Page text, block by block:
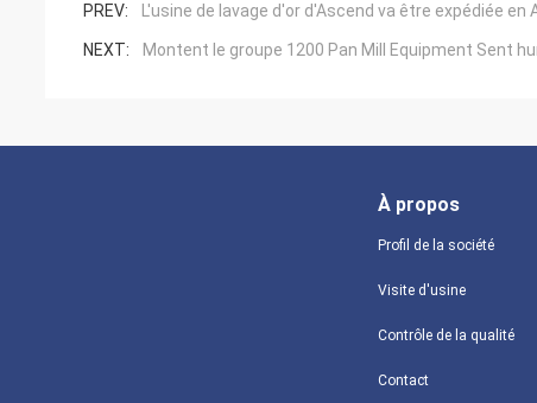
PREV: L'usine de lavage d'or d'Ascend va être expédiée en
NEXT: Montent le groupe 1200 Pan Mill Equipment Sent
À propos
Profil de la société
Visite d'usine
Contrôle de la qualité
Contact